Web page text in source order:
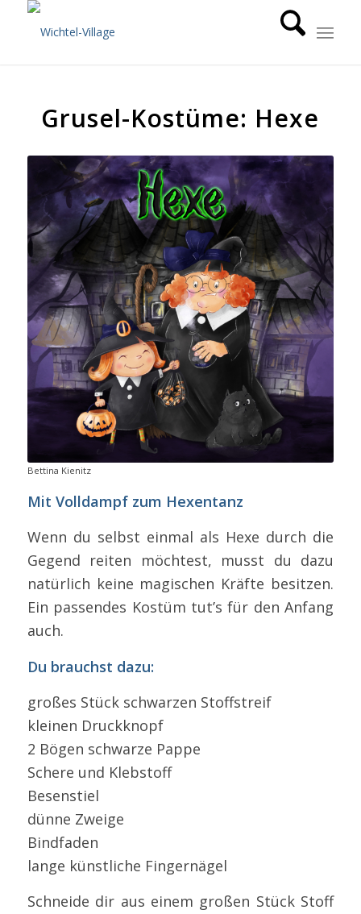
Grusel-Kostüme: Hexe
Bettina Kienitz
Mit Volldampf zum Hexentanz
Wenn du selbst einmal als Hexe durch die
Gegend reiten möchtest, musst du dazu
natürlich keine magischen Kräfte besitzen.
Ein passendes Kostüm tut’s für den Anfang
auch.
Du brauchst dazu:
großes Stück schwarzen Stoffstreif
kleinen Druckknopf
2 Bögen schwarze Pappe
Schere und Klebstoff
Besenstiel
dünne Zweige
Bindfaden
lange künstliche Fingernägel
Schneide dir aus einem großen Stück Stoff